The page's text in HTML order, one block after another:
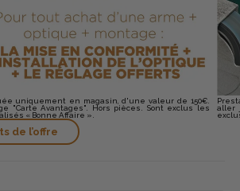
uniquement en magasin, d'une valeur de 150€.
"Carte Avantages". Hors pièces. Sont exclus les
« Bonne Affaire ».
de l’offre
aller